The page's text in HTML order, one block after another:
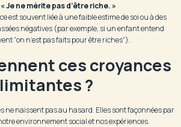
« Je ne mérite pas d’être riche. »
est souvent liée à une faible estime de soi ou à des
négatives (par exemple, si un enfant entend
“on n’est pas faits pour être riches”).
ces croyances
limitantes ?
ne naissent pas au hasard. Elles sont façonnées par
environnement social et nos expériences.